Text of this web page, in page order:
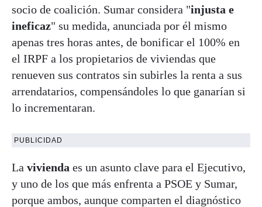
socio de coalición. Sumar considera "injusta e
ineficaz" su medida, anunciada por él mismo
apenas tres horas antes, de bonificar el 100% en
el IRPF a los propietarios de viviendas que
renueven sus contratos sin subirles la renta a sus
arrendatarios, compensándoles lo que ganarían si
lo incrementaran.
PUBLICIDAD
La vivienda es un asunto clave para el Ejecutivo,
y uno de los que más enfrenta a PSOE y Sumar,
porque ambos, aunque comparten el diagnóstico